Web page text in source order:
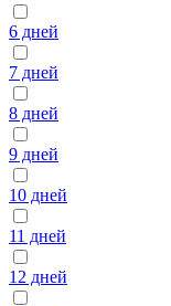
6 дней
7 дней
8 дней
9 дней
10 дней
11 дней
12 дней